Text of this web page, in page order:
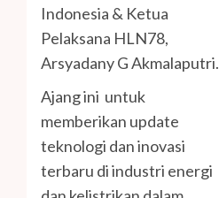
Indonesia & Ketua
Pelaksana HLN78,
Arsyadany G Akmalaputri.
Ajang ini untuk
memberikan update
teknologi dan inovasi
terbaru di industri energi